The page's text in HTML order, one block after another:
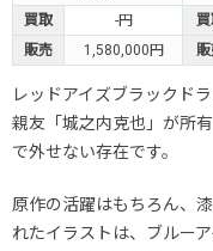
買取 -円
販売
1,580,000円
レッドアイズブラックド
親友「城之内克也」が所
で外せない存在です。
原作の活躍はもちろん、
れたイラストは、ブルー